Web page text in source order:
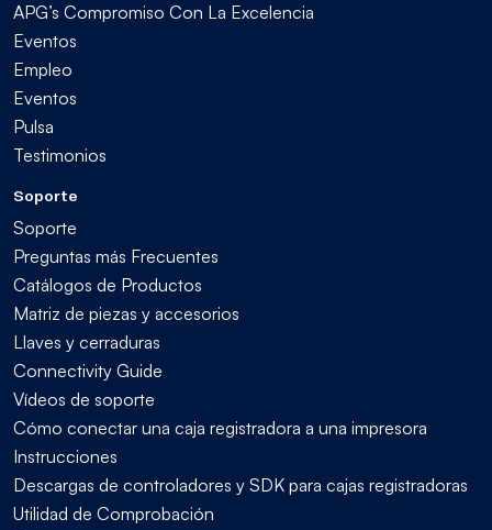
APG’s Compromiso Con La Excelencia
Eventos
Empleo
Eventos
Pulsa
Testimonios
Soporte
Soporte
Preguntas más Frecuentes
Catálogos de Productos
Matriz de piezas y accesorios
Llaves y cerraduras
Connectivity Guide
Vídeos de soporte
Cómo conectar una caja registradora a una impresora
Instrucciones
Descargas de controladores y SDK para cajas registradoras
Utilidad de Comprobación